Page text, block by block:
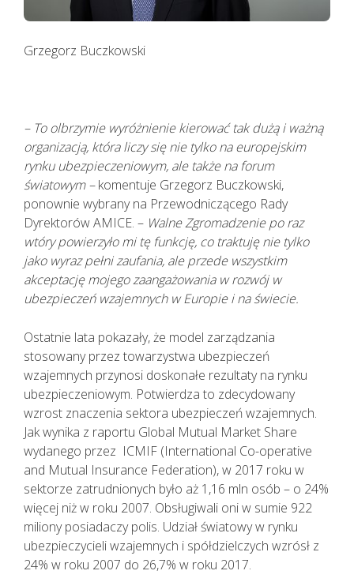
Lekarz udzielający TELEPORADY na
wywiadu medycznego i oceny stanu
Grzegorz Buczkowski
– To olbrzymie wyróżnienie kierować tak dużą i ważną
organizacją, która liczy się nie tylko na europejskim
rynku ubezpieczeniowym, ale także na forum
światowym –komentuje Grzegorz Buczkowski,
ponownie wybrany na Przewodniczącego Rady
Dyrektorów AMICE. – Walne Zgromadzenie po raz
wtóry powierzyło mi tę funkcję, co traktuję nie tylko
jako wyraz pełni zaufania, ale przede wszystkim
akceptację mojego zaangażowania w rozwój w
ubezpieczeń wzajemnych w Europie i na świecie.
Ostatnie lata pokazały, że model zarządzania
stosowany przez towarzystwa ubezpieczeń
wzajemnych przynosi doskonałe rezultaty na rynku
ubezpieczeniowym. Potwierdza to zdecydowany
wzrost znaczenia sektora ubezpieczeń wzajemnych.
Jak wynika z raportu Global Mutual Market Share
wydanego przez ICMIF (International Co-operative
and Mutual Insurance Federation), w 2017 roku w
sektorze zatrudnionych było aż 1,16 mln osób – o 24%
więcej niż w roku 2007. Obsługiwali oni w sumie 922
miliony posiadaczy polis. Udział światowy w rynku
ubezpieczycieli wzajemnych i spółdzielczych wzrósł z
24% w roku 2007 do 26,7% w roku 2017.